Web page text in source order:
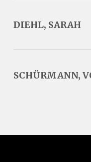
DIEHL, SARAH
SCHÜRMANN,